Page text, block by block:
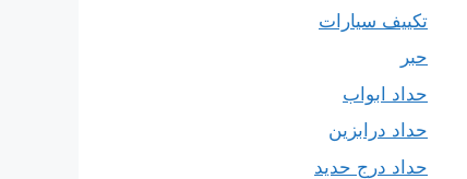
تكييف سيارات
حبر
حداد ابواب
حداد درابزين
حداد درج حديد